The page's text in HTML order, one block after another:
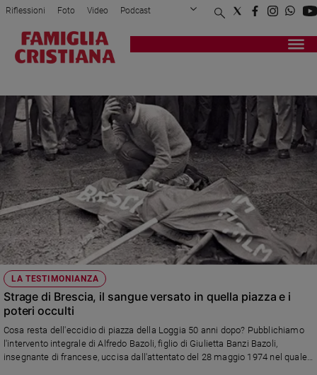
Attualità
Politica
Mondo
Economia
Legalità
giustizia
Sport
Interviste
Papa
Papa
Chiesa
Chiesa
Riflessioni Foto Video Podcast
Privacy Policy Chi siamo
Registrati Redazione
LA TESTIMONIANZA
Strage di Brescia, il sangue versato in quella piazza e i
poteri occulti
Cosa resta dell'eccidio di piazza della Loggia 50 anni dopo? Pubblichiamo
l'intervento integrale di Alfredo Bazoli, figlio di Giulietta Banzi Bazoli,
insegnante di francese, uccisa dall'attentato del 28 maggio 1974 nel quale